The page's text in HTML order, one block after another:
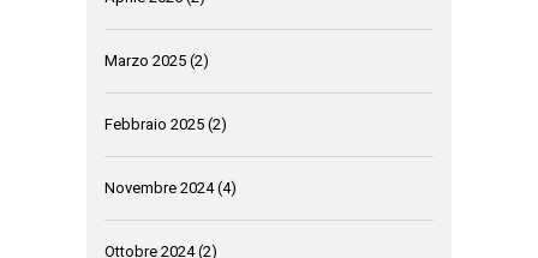
Marzo 2025 (2)
Febbraio 2025 (2)
Novembre 2024(4)
Ottobre 2024(2)